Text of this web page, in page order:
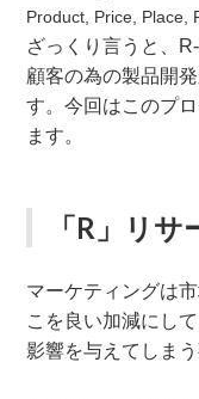
Product, Price, Place,
ざっくり言うと、
顧客の為の製品開
す。今回はこのプ
ます。
「R」リ
マーケティングは
こを良い加減にし
影響を与えてしまう